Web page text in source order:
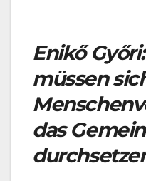
Enikő
müssen
das